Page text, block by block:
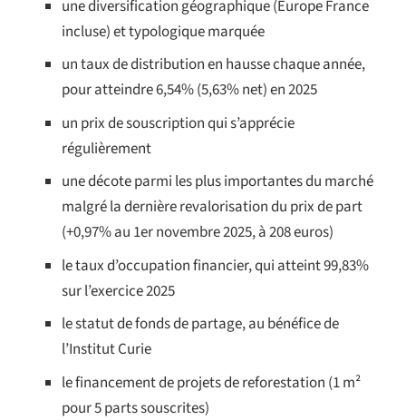
une diversification géographique (Europe France
incluse) et typologique marquée
un taux de distribution en hausse chaque année,
pour atteindre 6,54% (5,63% net) en 2025
un prix de souscription qui s’apprécie
régulièrement
une décote parmi les plus importantes du marché
malgré la dernière revalorisation du prix de part
(+0,97% au 1er novembre 2025, à 208 euros)
le taux d’occupation financier, qui atteint 99,83%
sur l’exercice 2025
le statut de fonds de partage, au bénéfice de
l’Institut Curie
le financement de projets de reforestation (1 m²
pour 5 parts souscrites)